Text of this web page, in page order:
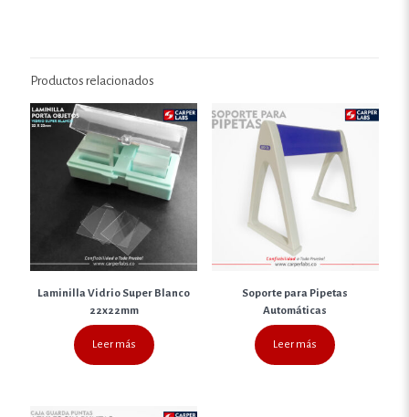
Productos relacionados
Laminilla Vidrio Super Blanco
22x22mm
Leer más
Soporte para Pipetas
Automáticas
Leer más